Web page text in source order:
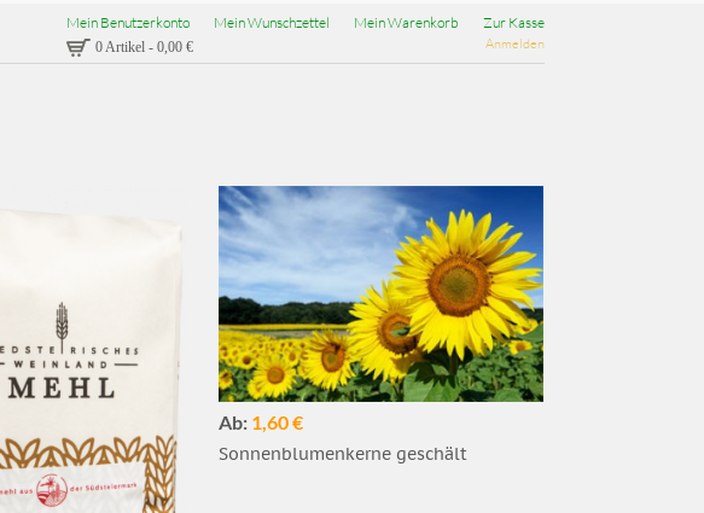
Mein Benutzerkonto Mein Wunschzettel Mein Warenkorb Zur Kasse
Anmelden
0 Artikel - 0,00 €
Ab: 1,60 €
Sonnenblumenkerne geschält